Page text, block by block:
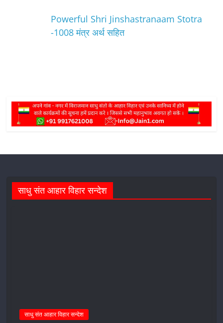
Powerful Shri Jinshastranaam Stotra
-1008 मंत्र अर्थ सहित
साधु संत आहार विहार सन्देश
साधु संत आहार विहार सन्देश